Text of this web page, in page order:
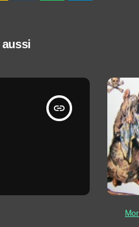
aussi
insert_link